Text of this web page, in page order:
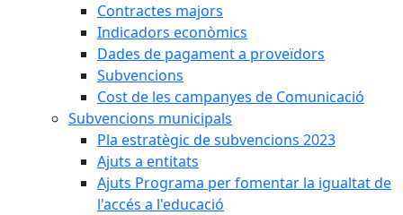
Contractes majors
Indicadors econòmics
Dades de pagament a proveïdors
Subvencions
Cost de les campanyes de Comunicació
Subvencions municipals
Pla estratègic de subvencions 2023
Ajuts a entitats
Ajuts Programa per fomentar la igualtat de
l'accés a l'educació